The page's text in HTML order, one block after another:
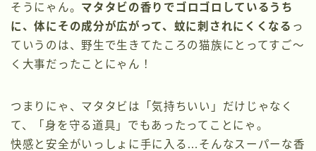
そうにゃん。 マタタビの香りでゴロゴロしているうち
に、体にその成分が広がって、蚊に刺されにくくなる っ
ていうのは、野生で生きてたころの猫族にとってすご〜
く大事だったことにゃん！
つまりにゃ、マタタビは「気持ちいい」だけじゃなく
て、「身を守る道具」でもあったってことにゃ。
快感と安全がいっしょに手に入る…そんなスーパーな香